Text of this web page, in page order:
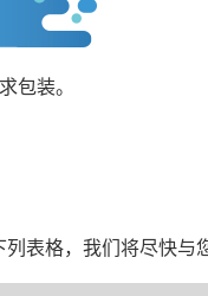
包装。
表格，我们将尽快与